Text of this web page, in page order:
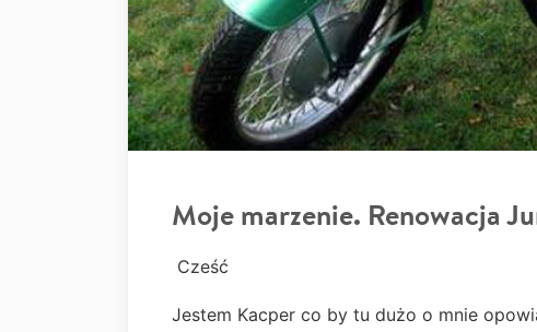
Moje marzenie. Renowacja
Cześć
Jestem Kacper co by tu dużo o mnie